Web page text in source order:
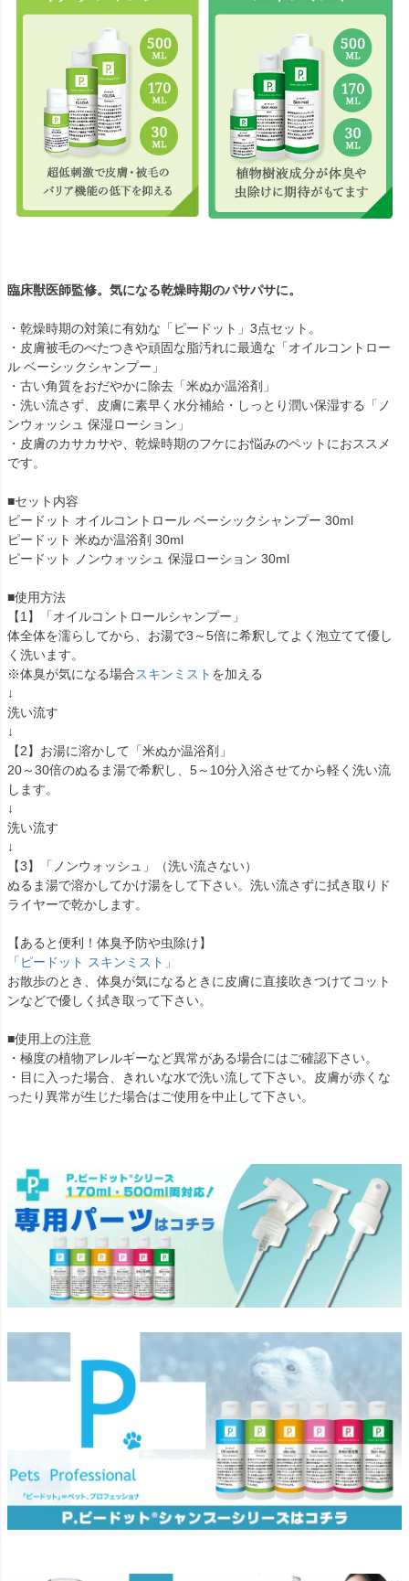
臨床獣医師監修。気になる乾燥時期のパサパサに。
・乾燥時期の対策に有効な「ピードット」3点セット。
・皮膚被毛のべたつきや頑固な脂汚れに最適な「オイルコントロー
ル ベーシックシャンプー」
・古い角質をおだやかに除去「米ぬか温浴剤」
・洗い流さず、皮膚に素早く水分補給・しっとり潤い保湿する「ノ
ンウォッシュ 保湿ローション」
・皮膚のカサカサや、乾燥時期のフケにお悩みのペットにおススメ
です。
■セット内容
ピードット オイルコントロール ベーシックシャンプー 30ml
ピードット 米ぬか温浴剤 30ml
ピードット ノンウォッシュ 保湿ローション 30ml
■使用方法
【1】「オイルコントロールシャンプー」
体全体を濡らしてから、お湯で3～5倍に希釈してよく泡立てて優し
く洗います。
※体臭が気になる場合スキンミスト を加える
↓
洗い流す
↓
【2】お湯に溶かして「米ぬか温浴剤」
20～30倍のぬるま湯で希釈し、5～10分入浴させてから軽く洗い流
します。
↓
洗い流す
↓
【3】「ノンウォッシュ」（洗い流さない）
ぬるま湯で溶かしてかけ湯をして下さい。洗い流さずに拭き取りド
ライヤーで乾かします。
【あると便利！体臭予防や虫除け】
「ピードット スキンミスト」
お散歩のとき、体臭が気になるときに皮膚に直接吹きつけてコット
ンなどで優しく拭き取って下さい。
■使用上の注意
・極度の植物アレルギーなど異常がある場合にはご確認下さい。
・目に入った場合、きれいな水で洗い流して下さい。皮膚が赤くな
ったり異常が生じた場合はご使用を中止して下さい。